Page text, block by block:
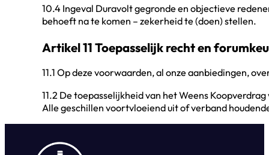
10.4 Ingeval Duravolt gegronde en objectieve
behoeft na te komen – zekerheid te (doen) stellen.
Artikel 11 Toepasselijk recht en
11.1 Op deze voorwaarden, al onze aanbiedingen,
11.2 De toepasselijkheid van het Weens
Alle geschillen voortvloeiend uit of verband